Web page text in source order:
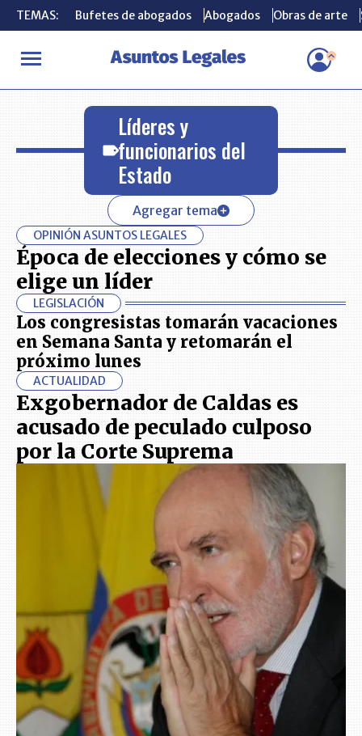
TEMAS: Bufetes de abogados Abogados Obras de arte
INICIO Líderes y funcionarios del Estado
TEMAS: Bufetes de abogados Abogados Obras de arte
Líderes y
funcionarios del
Estado
Agregar tema
OPINIÓN ASUNTOS LEGALES
Época de elecciones y cómo se
elige un líder
LEGISLACIÓN
Los congresistas tomarán vacaciones
en Semana Santa y retomarán el
próximo lunes
ACTUALIDAD
Exgobernador de Caldas es
acusado de peculado culposo
por la Corte Suprema